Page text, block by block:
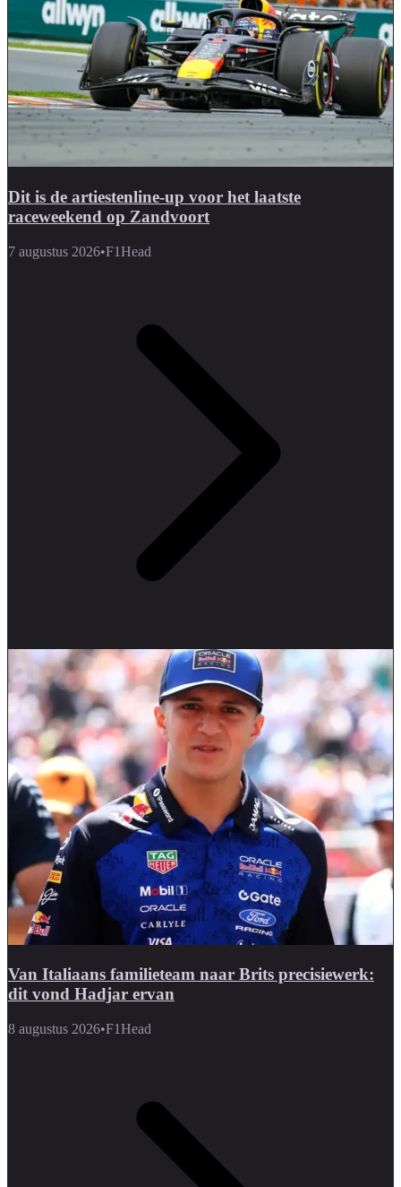
Dit is de artiestenline-up voor het laatste
raceweekend op Zandvoort
7 augustus 2026•F1Head
Van Italiaans familieteam naar Brits precisiewerk:
dit vond Hadjar ervan
8 augustus 2026•F1Head